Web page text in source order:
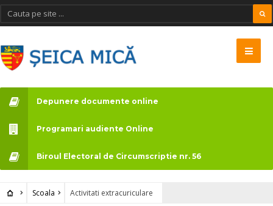
Depunere documente online
Programari audiente Online
Biroul Electoral de Circumscriptie nr. 56
Scoala Activitati extracuriculare